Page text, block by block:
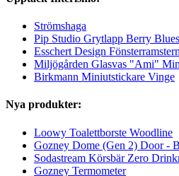
Strömshaga
Pip Studio Grytlapp Berry
Esschert Design
Miljögården Glasvas "Ami"
Birkmann Miniutstickare Vinge
Nya produkter:
Loowy Toalettborste Woodline
Gozney Dome (Gen 2) Door -
Sodastream Körsbär Zero
Gozney Termometer